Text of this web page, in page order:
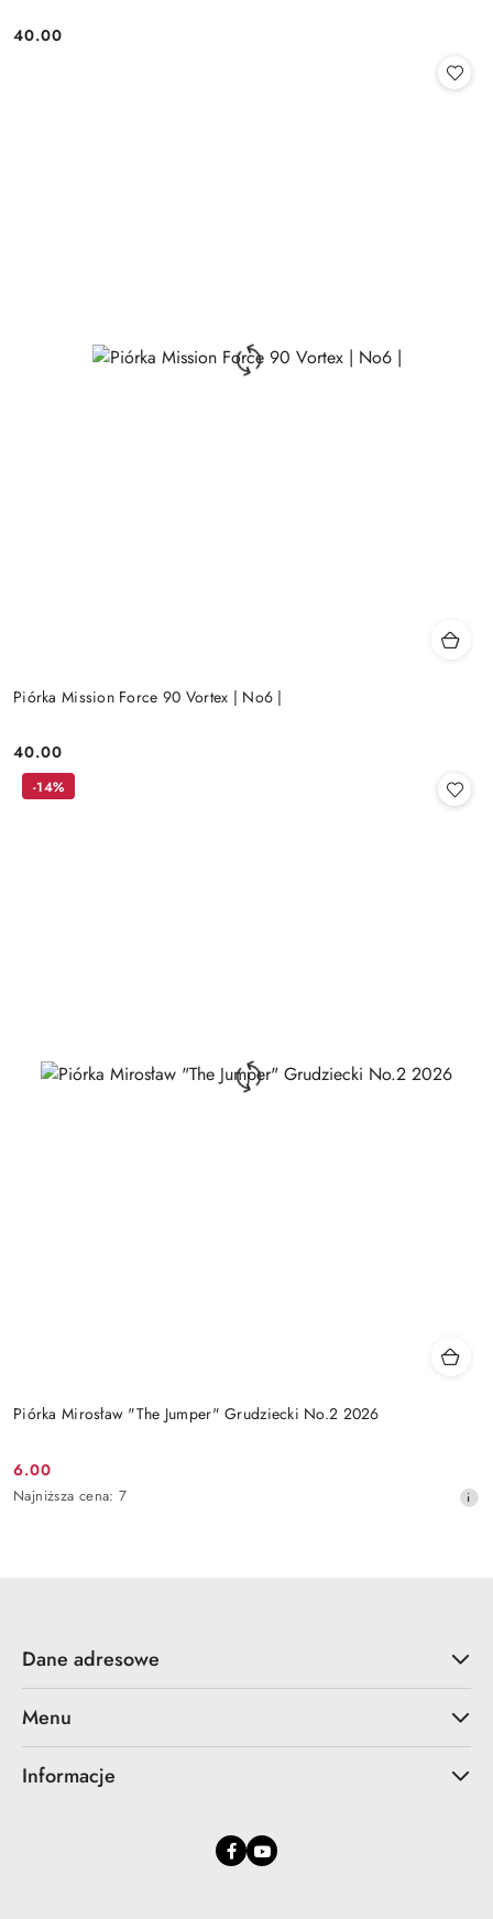
Cena:
40.00
Piórka Mission Force 90 Vortex | No6 |
Cena:
40.00
Piórka Mirosław "The Jumper" Grudziecki No.2 2026
Cena
promocyjna:
6.00
Najniższa
Najniższa cena: 7
-14%
Dane adresowe
Menu
Informacje